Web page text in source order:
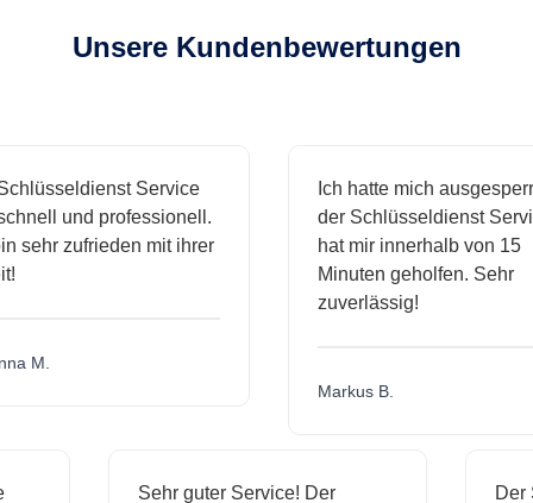
Unsere Kundenbewertungen
Service
und professionell.
sehr zufrieden mit ihrer
M.
Ich hatte mich
der Schlüsseldienst
hat mir innerhalb von 15
Minuten geholfen. Sehr
zuverlässig!
Markus B.
Sehr guter Service! Der